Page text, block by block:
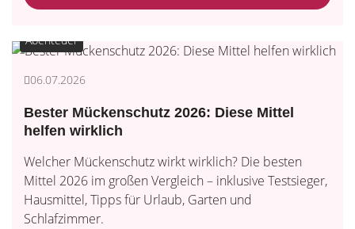
Abenteuer
06.07.2026
Bester Mückenschutz 2026: Diese Mittel
helfen wirklich
Welcher Mückenschutz wirkt wirklich? Die besten
Mittel 2026 im großen Vergleich – inklusive Testsieger,
Hausmittel, Tipps für Urlaub, Garten und
Schlafzimmer.